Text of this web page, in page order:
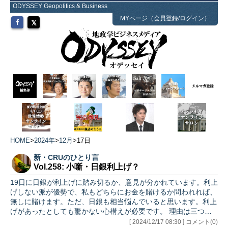
ODYSSEY Geopolitics & Business
MYページ（会員登録/ログイン）
HOME>2024年>12月 >17日
新・CRUのひとり言
Vol.258: 小噺・日銀利上げ？
19日に日銀が利上げに踏み切るか、意見が分かれています。利上
げしない派が優勢で、私もどちらにお金を賭けるか問われれば、
無しに賭けます。ただ、日銀も相当悩んでいると思います。利上
げがあったとしても驚かない心構えが必要です。 理由は三つあ
[ 2024/12/17 08:30 ] コメント(0)